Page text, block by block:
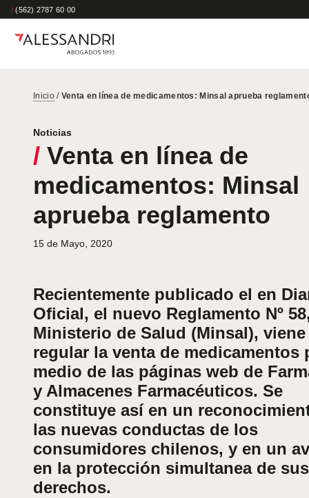
/ (562) 2787 60 00
Inicio/ Venta en línea de medicamentos: Minsal aprueba
Noticias
/ Venta en línea de
medicamentos: Minsal
aprueba reglamento
15 de Mayo, 2020
Recientemente publicado el en
Oficial, el nuevo Reglamento Nº
Ministerio de Salud (Minsal), viene
regular la venta de medicamentos
medio de las páginas web de
y Almacenes Farmacéuticos. Se
constituye así en un
las nuevas conductas de los
consumidores chilenos, y en un
en la protección simultanea de sus
derechos.